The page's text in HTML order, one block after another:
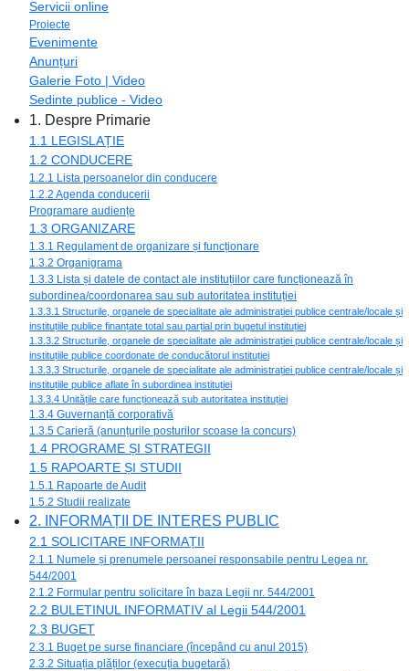
Servicii online
Proiecte
Evenimente
Anunțuri
Galerie Foto | Video
Sedinte publice - Video
1. Despre Primarie
1.1 LEGISLAȚIE
1.2 CONDUCERE
1.2.1 Lista persoanelor din conducere
1.2.2 Agenda conducerii
Programare audiențe
1.3 ORGANIZARE
1.3.1 Regulament de organizare și funcționare
1.3.2 Organigrama
1.3.3 Lista și datele de contact ale instituțiilor care funcționează în
subordinea/coordonarea sau sub autoritatea instituției
1.3.3.1 Structurile, organele de specialitate ale administrației publice centrale/locale și
instituțiile publice finanțate total sau parțial prin bugetul instituției
1.3.3.2 Structurile, organele de specialitate ale administrației publice centrale/locale și
instituțiile publice coordonate de conducătorul instituției
1.3.3.3 Structurile, organele de specialitate ale administrației publice centrale/locale și
instituțiile publice aflate în subordinea instituției
1.3.3.4 Unitățile care funcționează sub autoritatea instituției
1.3.4 Guvernanță corporativă
1.3.5 Carieră (anunțurile posturilor scoase la concurs)
1.4 PROGRAME ȘI STRATEGII
1.5 RAPOARTE ȘI STUDII
1.5.1 Rapoarte de Audit
1.5.2 Studii realizate
2. INFORMAȚII DE INTERES PUBLIC
2.1 SOLICITARE INFORMAȚII
2.1.1 Numele și prenumele persoanei responsabile pentru Legea nr.
544/2001
2.1.2 Formular pentru solicitare în baza Legii nr. 544/2001
2.2 BULETINUL INFORMATIV al Legii 544/2001
2.3 BUGET
2.3.1 Buget pe surse financiare (începând cu anul 2015)
2.3.2 Situația plăților (execuția bugetară)